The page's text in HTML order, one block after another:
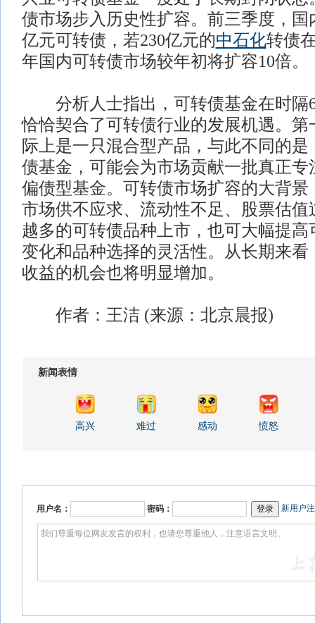
债市场步入历史性扩容。前三季度，国
亿元可转债，若230亿元的中石化转债
年国内可转债市场较年初将扩容10倍。
分析人士指出，可转债基金在时隔
恰恰契合了可转债行业的发展机遇。第
际上是一只混合型产品，与此不同的
债基金，可能会为市场贡献一批真正专
偏债型基金。可转债市场扩容的大背景
市场供不应求、流动性不足、股票估值
越多的可转债品种上市，也可大幅提高
变化和品种选择的灵活性。从长期来看
收益的机会也将明显增加。
作者：王洁 (来源：北京晨报)
新闻表情
高兴 难过 感动 愤怒
用户名： 密码： 新用户